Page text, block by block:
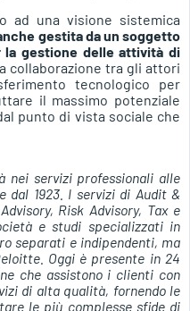
ad una visione sistemica
gestita da un soggetto
gestione delle attività di
collaborazione tra gli attori
tecnologico per
il massimo potenziale
punto di vista sociale che
servizi professionali alle
dal 1923. I servizi di Audit &
Risk Advisory, Tax e
e studi specializzati in
separati e indipendenti, ma
Oggi è presente in 24
che assistono i clienti con
di alta qualità, fornendo le
le più complesse sfide di